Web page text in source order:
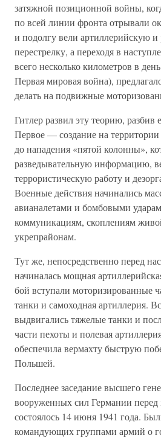
затяжной позиционной войны,
по всей линии фронта отрывали
и подолгу вели артиллерийскую
перестрелку, а переходя в
всего несколько километров в
Первая мировая война),
делать на подвижные
Гитлер развил эту теорию, разбив
Первое — создание на
до нападения «пятой колонны»,
разведывательную информацию,
террористическую работу и
Военные действия начинались
авианалетами и бомбовыми
коммуникациям, скоплениям
укрепрайонам.
Тут же, непосредственно перед
начиналась мощная
бой вступали моторизированные
танки и самоходная артиллерия.
выдвигались тяжелые танки и
части пехоты и полевая
обеспечила вермахту быструю
Польшей.
Последнее заседание высшего
вооруженных сил Германии
состоялось 14 июня 1941 года.
командующих группами армий о